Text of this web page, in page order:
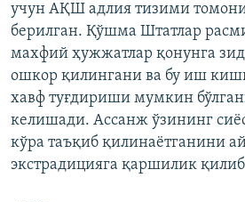
учун АҚШ адлия тизими
берилган. Қўшма Штатлар
махфий ҳужжатлар қонунга
ошкор қилингани ва бу иш
хавф туғдириши мумкин
келишади. Ассанж ўзининг
кўра таъқиб қилинаётганини
экстрадицияга қаршилик қилиб